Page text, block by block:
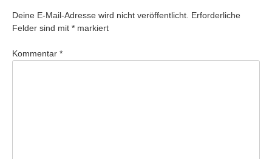
Deine E-Mail-Adresse wird nicht veröffentlicht. Erforderliche
Felder sind mit * markiert
Kommentar *